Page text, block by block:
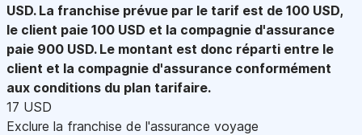
USD. La franchise prévue par le tarif est de 100 USD,
le client paie 100 USD et la compagnie d'assurance
paie 900 USD. Le montant est donc réparti entre le
client et la compagnie d'assurance conformément
aux conditions du plan tarifaire.
17 USD
Exclure la franchise de l'assurance voyage